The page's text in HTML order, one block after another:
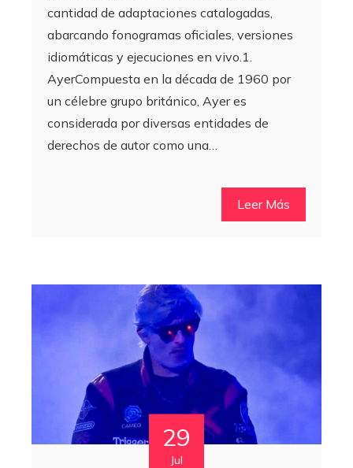
cantidad de adaptaciones catalogadas,
abarcando fonogramas oficiales, versiones
idiomáticas y ejecuciones en vivo.1.
AyerCompuesta en la década de 1960 por
un célebre grupo británico, Ayer es
considerada por diversas entidades de
derechos de autor como una…
Leer Más
29
Jul